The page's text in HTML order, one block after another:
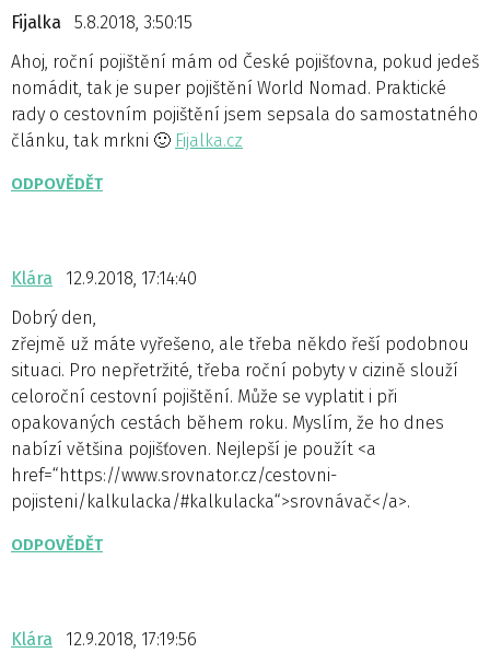
Fijalka
5.8.2018, 3:50:15
Ahoj, roční pojištění mám od České pojišťovna, pokud jedeš
nomádit, tak je super pojištění World Nomad. Praktické
rady o cestovním pojištění jsem sepsala do samostatného
článku, tak mrkni 🙂 Fijalka.cz
ODPOVĚDĚT
Klára
12.9.2018, 17:14:40
Dobrý den,
zřejmě už máte vyřešeno, ale třeba někdo řeší podobnou
situaci. Pro nepřetržité, třeba roční pobyty v cizině slouží
celoroční cestovní pojištění. Může se vyplatit i při
opakovaných cestách během roku. Myslím, že ho dnes
nabízí většina pojišťoven. Nejlepší je použít <a
href=“https://www.srovnator.cz/cestovni-
pojisteni/kalkulacka/#kalkulacka“>srovnávač</a>.
ODPOVĚDĚT
Klára
12.9.2018, 17:19:56